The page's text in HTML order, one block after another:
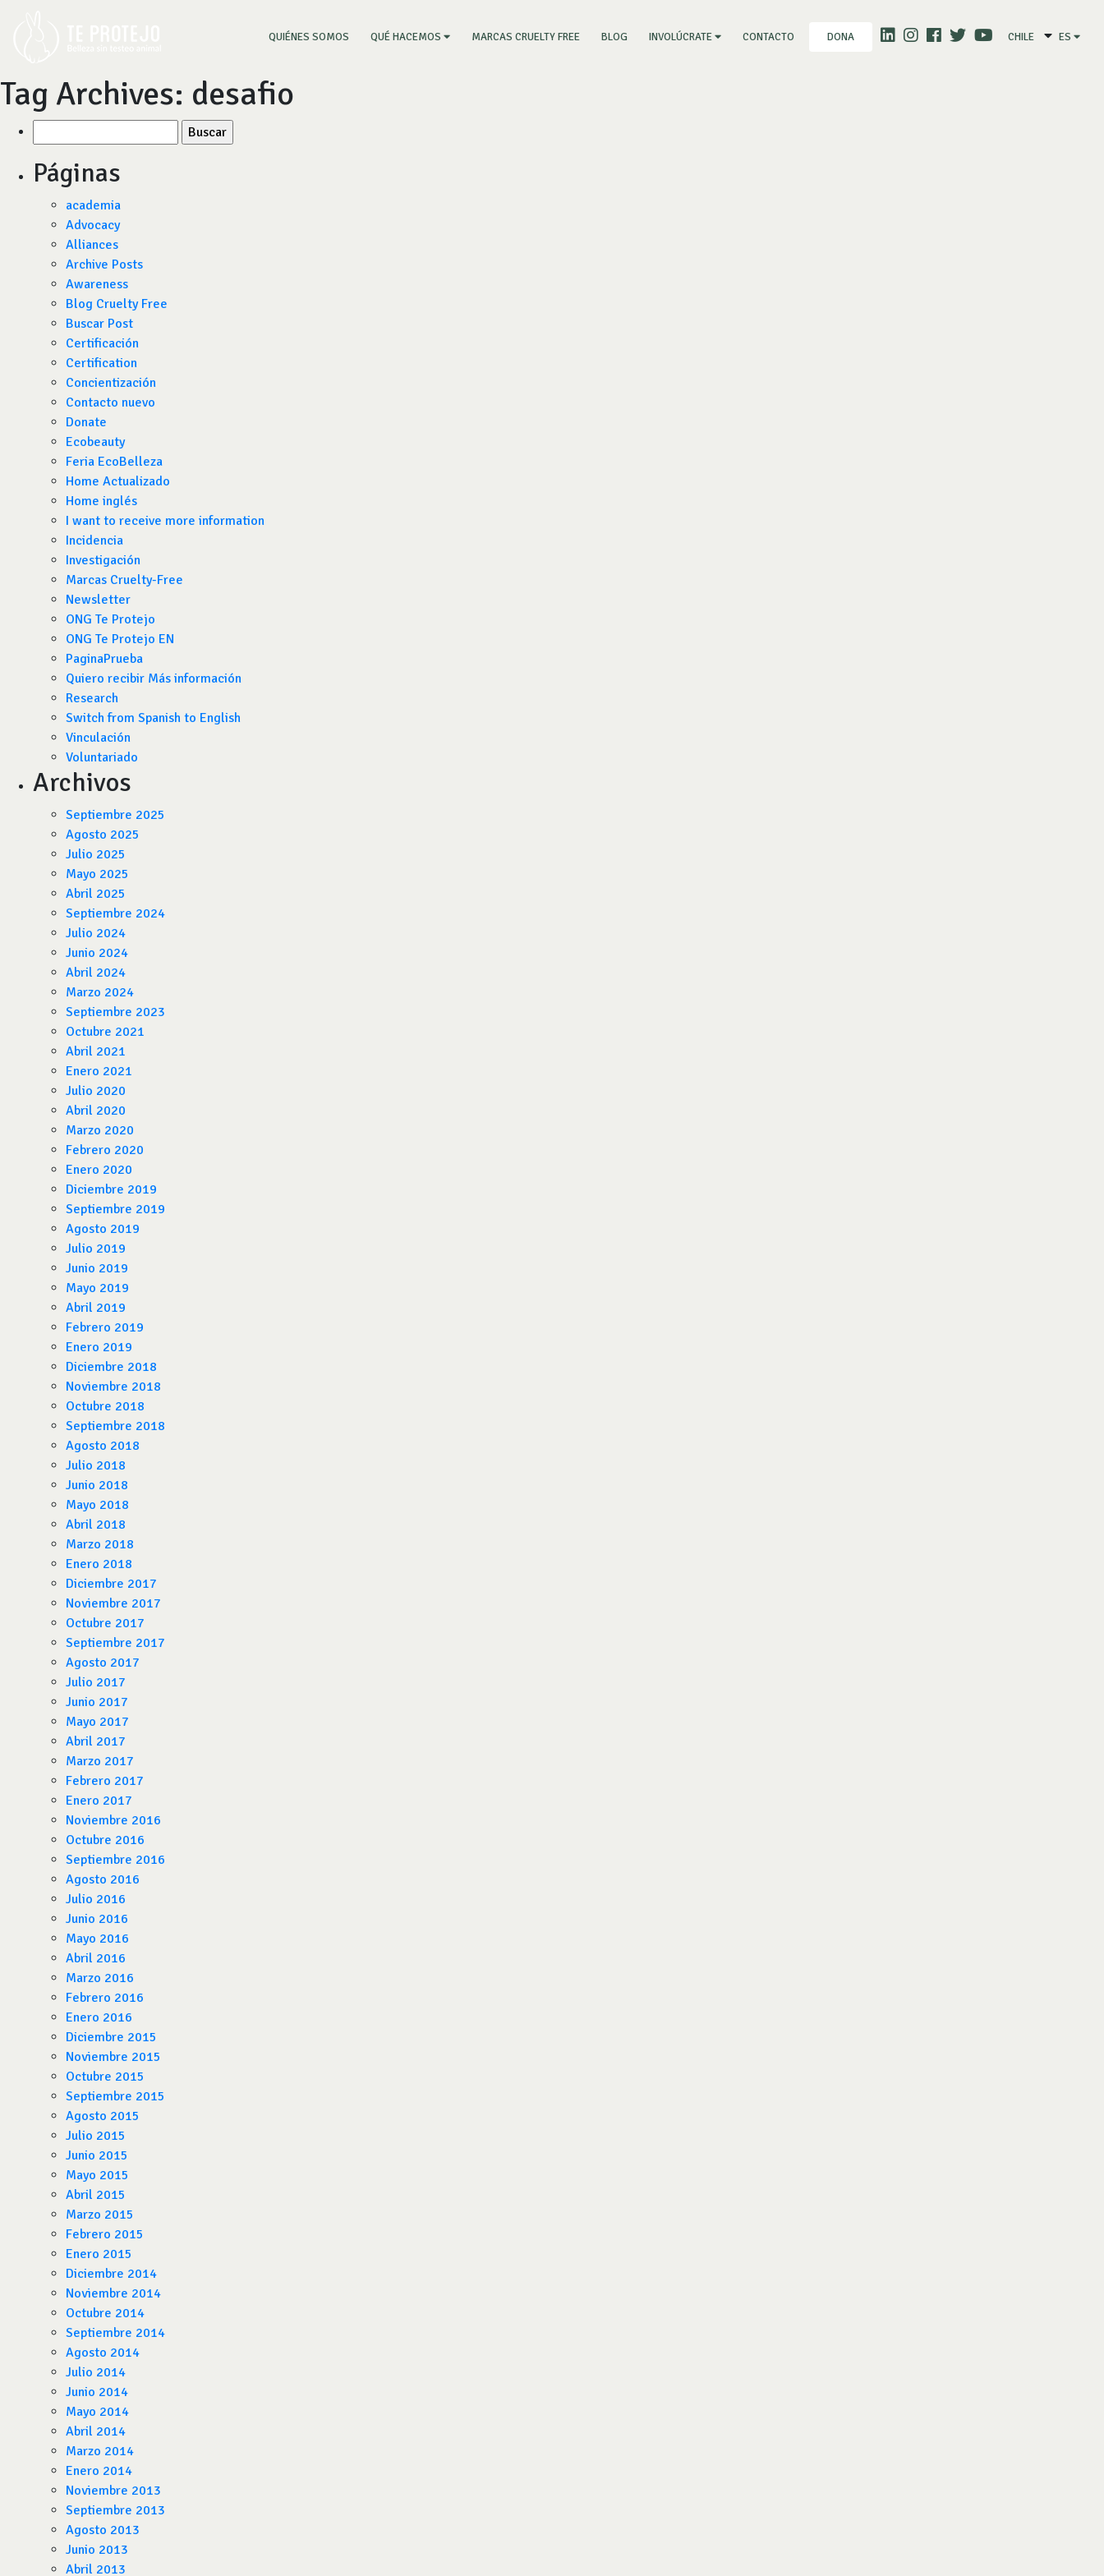
QUIÉNES SOMOS (CURRENT)
QUÉ HACEMOS MARCAS CRUELTY FREE BLOG INVOLÚCRATE CONTACTO DONA CHILE ES
Tag Archives: desafio
por:
Páginas
academia
Advocacy
Alliances
Archive Posts
Awareness
Blog Cruelty Free
Buscar Post
Certificación
Certification
Concientización
Contacto nuevo
Donate
Ecobeauty
Feria EcoBelleza
Home Actualizado
Home inglés
I want to receive more information
Incidencia
Investigación
Marcas Cruelty-Free
Newsletter
ONG Te Protejo
ONG Te Protejo EN
PaginaPrueba
Quiero recibir Más información
Research
Switch from Spanish to English
Vinculación
Voluntariado
Archivos
Septiembre 2025
Agosto 2025
Julio 2025
Mayo 2025
Abril 2025
Septiembre 2024
Julio 2024
Junio 2024
Abril 2024
Marzo 2024
Septiembre 2023
Octubre 2021
Abril 2021
Enero 2021
Julio 2020
Abril 2020
Marzo 2020
Febrero 2020
Enero 2020
Diciembre 2019
Septiembre 2019
Agosto 2019
Julio 2019
Junio 2019
Mayo 2019
Abril 2019
Febrero 2019
Enero 2019
Diciembre 2018
Noviembre 2018
Octubre 2018
Septiembre 2018
Agosto 2018
Julio 2018
Junio 2018
Mayo 2018
Abril 2018
Marzo 2018
Enero 2018
Diciembre 2017
Noviembre 2017
Octubre 2017
Septiembre 2017
Agosto 2017
Julio 2017
Junio 2017
Mayo 2017
Abril 2017
Marzo 2017
Febrero 2017
Enero 2017
Noviembre 2016
Octubre 2016
Septiembre 2016
Agosto 2016
Julio 2016
Junio 2016
Mayo 2016
Abril 2016
Marzo 2016
Febrero 2016
Enero 2016
Diciembre 2015
Noviembre 2015
Octubre 2015
Septiembre 2015
Agosto 2015
Julio 2015
Junio 2015
Mayo 2015
Abril 2015
Marzo 2015
Febrero 2015
Enero 2015
Diciembre 2014
Noviembre 2014
Octubre 2014
Septiembre 2014
Agosto 2014
Julio 2014
Junio 2014
Mayo 2014
Abril 2014
Marzo 2014
Enero 2014
Noviembre 2013
Septiembre 2013
Agosto 2013
Junio 2013
Abril 2013